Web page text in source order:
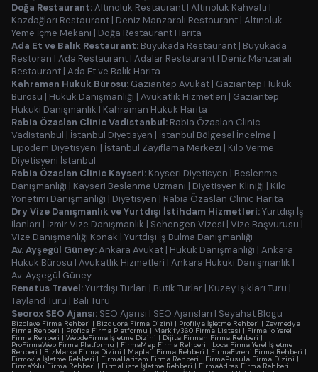
Doğa Restaurant:Altınoluk Restaurant | Altınoluk Kahvaltı |
Kazdağları Restaurant | Deniz Manzaralı Restaurant | Altınoluk
Yeme İçme Mekanı | Doğa Restaurant Harita
Ada Et ve Balık Restaurant: Büyükada Restaurant | Büyükada
Restoran | Ada Restaurant | Adalar Restaurant | Deniz Manzaralı
Restaurant | Ada Et ve Balık Harita
Kahraman Hukuk Bürosu: Gaziantep Avukat | Gaziantep Hukuk
Bürosu | Hukuk Danışmanlığı | Avukatlık Hizmetleri | Gaziantep
Hukuki Danışmanlık | Kahraman Hukuk Harita
Rabia Özaslan Clinic Vadistanbul: Rabia Özaslan Clinic
Vadistanbul | İstanbul Diyetisyen | İstanbul Bölgesel İncelme |
Lipödem Diyetisyeni | İstanbul Zayıflama Merkezi | Kilo Verme
Diyetisyeni İstanbul
Rabia Özaslan Clinic Kayseri: Kayseri Diyetisyen | Beslenme
Danışmanlığı | Kayseri Beslenme Uzmanı | Diyetisyen Kliniği | Kilo
Yönetimi Danışmanlığı | Diyetisyen | Rabia Özaslan Clinic Harita
Dry Vize Danışmanlık ve Yurtdışı İstihdam Hizmetleri:Yurtdışı İş
İlanları | İzmir Vize Danışmanlık | Schengen Vizesi | Vize Başvurusu |
Vize Danışmanlığı Konak | Yurtdışı İş Bulma Danışmanlığı
Av. Ayşegül Güney:Ankara Avukat | Hukuk Danışmanlığı | Ankara
Hukuk Bürosu | Avukatlık Hizmetleri | Ankara Hukuki Danışmanlık |
Av. Ayşegül Güney
Renatus Travel:Yurtdışı Turları | Butik Turlar | Kuzey Işıkları Turu |
Tayland Turu | Bali Turu
Seorox SEO Ajansı: SEO Ajansı | SEO Ajansları | Seyahat Blogu
Bizclave Firma Rehberi | Bizquora Firma Dizini | Profilya İşletme Rehberi | Zeymedya
Firma Rehberi | Profica Firma Platformu | Markify360 Firma Listesi | Firmalio Yerel
Firma Rehberi | WebdeFirma İşletme Dizini | DijitalFirman Firma Rehberi |
ProFirmaWeb Firma Platformu | FirmaMap Firma Rehberi | LocalFirma Yerel İşletme
Rehberi | BizMarka Firma Dizini | Maplafi Firma Rehberi | FirmaEvreni Firma Rehberi |
Firmovia İşletme Rehberi | FirmaHaritam Firma Rehberi | FirmaPusula Firma Dizini |
FirmaYolu Firma Rehberi | FirmaListe İşletme Rehberi | FirmaAdres Firma Rehberi |